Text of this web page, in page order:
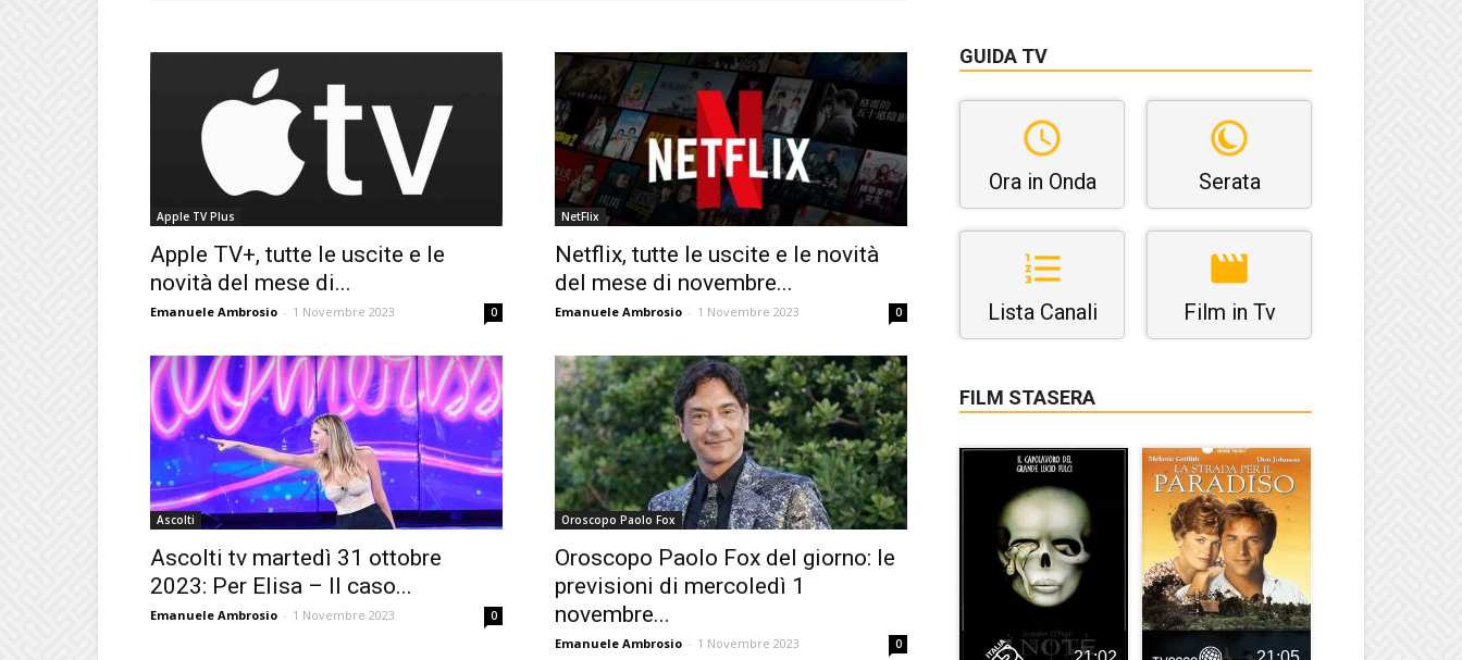
Apple TV Plus
Apple TV+, tutte le uscite e le
novità del mese di...
Emanuele Ambrosio - 1 Novembre 2023 0
NetFlix
Netflix, tutte le uscite e le novità
del mese di novembre...
Emanuele Ambrosio - 1 Novembre 2023 0
Ascolti
Ascolti tv martedì 31 ottobre
2023: Per Elisa – Il caso...
Emanuele Ambrosio - 1 Novembre 2023 0
Oroscopo Paolo Fox
Oroscopo Paolo Fox del giorno: le
previsioni di mercoledì 1
novembre...
Emanuele Ambrosio - 1 Novembre 2023 0
GUIDA TV
Ora in Onda Serata
Lista Canali Film in Tv
FILM STASERA